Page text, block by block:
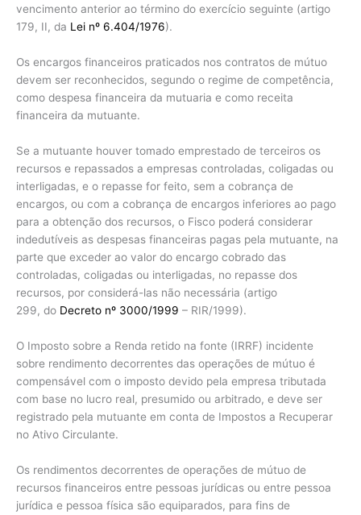
vencimento anterior ao término do exercício seguinte (artigo
179, II, da Lei nº 6.404/1976).
Os encargos financeiros praticados nos contratos de mútuo
devem ser reconhecidos, segundo o regime de competência,
como despesa financeira da mutuaria e como receita
financeira da mutuante.
Se a mutuante houver tomado emprestado de terceiros os
recursos e repassados a empresas controladas, coligadas ou
interligadas, e o repasse for feito, sem a cobrança de
encargos, ou com a cobrança de encargos inferiores ao pago
para a obtenção dos recursos, o Fisco poderá considerar
indedutíveis as despesas financeiras pagas pela mutuante, na
parte que exceder ao valor do encargo cobrado das
controladas, coligadas ou interligadas, no repasse dos
recursos, por considerá-las não necessária (artigo
299, do Decreto nº 3000/1999 – RIR/1999).
O Imposto sobre a Renda retido na fonte (IRRF) incidente
sobre rendimento decorrentes das operações de mútuo é
compensável com o imposto devido pela empresa tributada
com base no lucro real, presumido ou arbitrado, e deve ser
registrado pela mutuante em conta de Impostos a Recuperar
no Ativo Circulante.
Os rendimentos decorrentes de operações de mútuo de
recursos financeiros entre pessoas jurídicas ou entre pessoa
jurídica e pessoa física são equiparados, para fins de